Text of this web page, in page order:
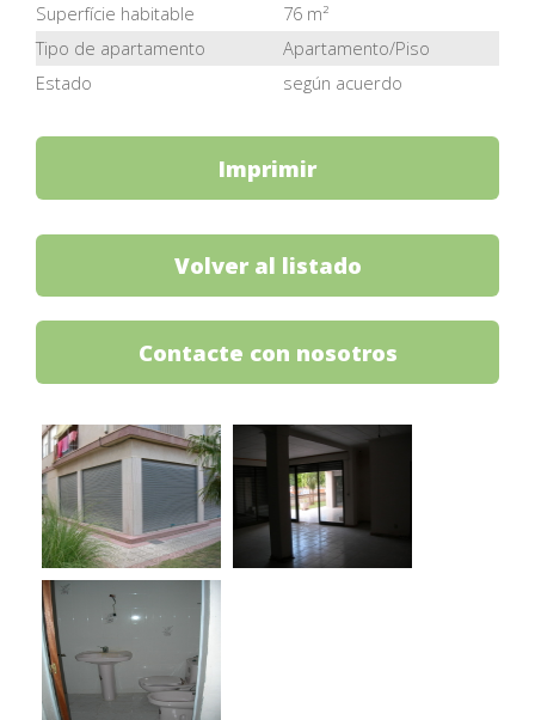
Superfície habitable
76 m²
Tipo de apartamento
Apartamento/Piso
Estado
según acuerdo
Imprimir
Volver al listado
Contacte con nosotros